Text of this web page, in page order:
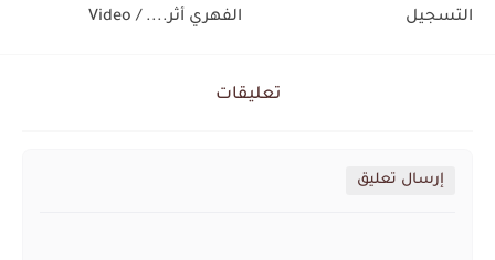
التسجيل
الفهري أثر.... / Video
تعليقات
إرسال تعليق